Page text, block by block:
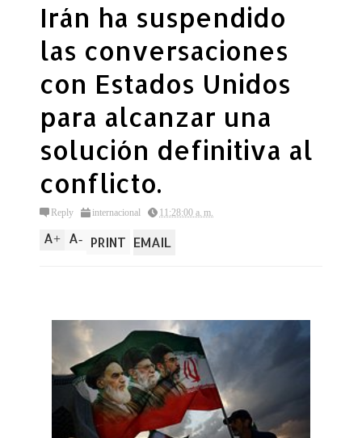
Irán ha suspendido
las conversaciones
con Estados Unidos
para alcanzar una
solución definitiva al
conflicto.
Reply internacional 11:28:00 a. m.
A+ A- PRINT EMAIL